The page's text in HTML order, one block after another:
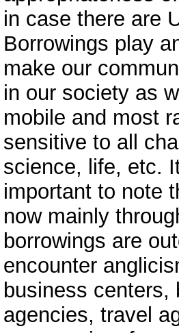
in case there are
Borrowings play
make our
in our society as
mobile and most
sensitive to all
science, life, etc.
important to note
now mainly
borrowings are
encounter
business centers,
agencies, travel